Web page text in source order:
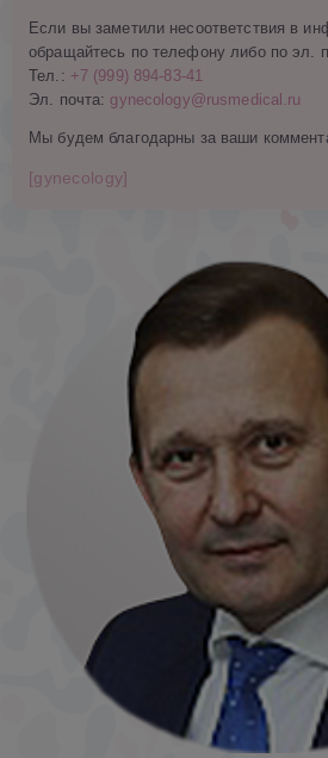
Если вы заметили несоответствия в
обращайтесь по телефону либо по эл.
Тел.: +7 (999) 894-83-41
Эл. почта: gynecology@rusmedical.ru
Мы будем благодарны за ваши
[gynecology]